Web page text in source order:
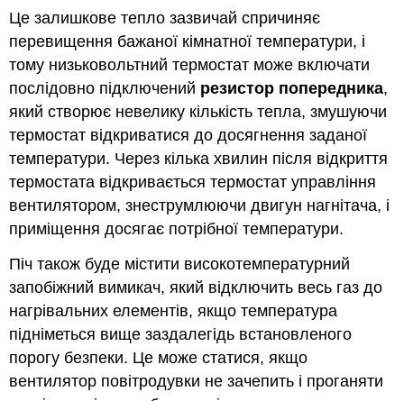
Це залишкове тепло зазвичай спричиняє
перевищення бажаної кімнатної температури, і
тому низьковольтний термостат може включати
послідовно підключений резистор попередника,
який створює невелику кількість тепла, змушуючи
термостат відкриватися до досягнення заданої
температури. Через кілька хвилин після відкриття
термостата відкривається термостат управління
вентилятором, знеструмлюючи двигун нагнітача, і
приміщення досягає потрібної температури.
Піч також буде містити високотемпературний
запобіжний вимикач, який відключить весь газ до
нагрівальних елементів, якщо температура
підніметься вище заздалегідь встановленого
порогу безпеки. Це може статися, якщо
вентилятор повітродувки не зачепить і проганяти